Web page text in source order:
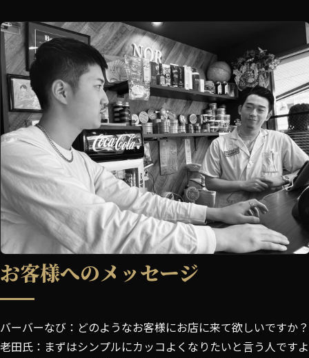
お客様へのメッセージ
バーバーなび：どのようなお客様にお店に来て欲しいですか？
老田氏：まずはシンプルにカッコよくなりたいと言う人ですよ